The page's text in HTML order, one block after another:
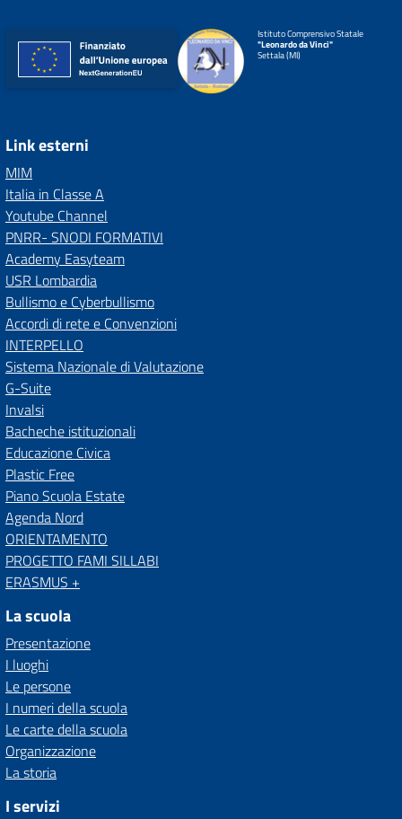
Istituto Comprensivo Statale
"Leonardo da Vinci"
Settala (MI)
Link esterni
MIM
Italia in Classe A
Youtube Channel
PNRR- SNODI FORMATIVI
Academy Easyteam
USR Lombardia
Bullismo e Cyberbullismo
Accordi di rete e Convenzioni
INTERPELLO
Sistema Nazionale di Valutazione
G-Suite
Invalsi
Bacheche istituzionali
Educazione Civica
Plastic Free
Piano Scuola Estate
Agenda Nord
ORIENTAMENTO
PROGETTO FAMI SILLABI
ERASMUS +
La scuola
Presentazione
I luoghi
Le persone
I numeri della scuola
Le carte della scuola
Organizzazione
La storia
I servizi